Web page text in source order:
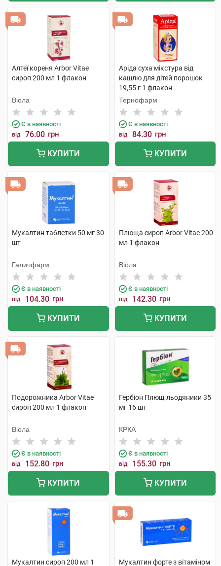
Алтеї кореня Arbor Vitae
сироп 200 мл 1 флакон
Віола
Є в наявності
від 76.00 грн
КУПИТИ
Аріда суха мікстура від
кашлю для дітей порошок
19,55 г 1 флакон
Тернофарм
Є в наявності
від 84.30 грн
КУПИТИ
Мукалтин таблетки 50 мг 30
шт
Галичфарм
Є в наявності
від 104.30 грн
КУПИТИ
Плюща сироп Arbor Vitae 200
мл 1 флакон
Віола
Є в наявності
від 142.30 грн
КУПИТИ
Подорожника Arbor Vitae
сироп 200 мл 1 флакон
Віола
Є в наявності
від 152.80 грн
КУПИТИ
Гербіон Плющ льодяники 35
мг 16 шт
КРКА
Є в наявності
від 155.30 грн
КУПИТИ
Мукалтин сироп 200 мл 1 Мукалтин форте з вітаміном